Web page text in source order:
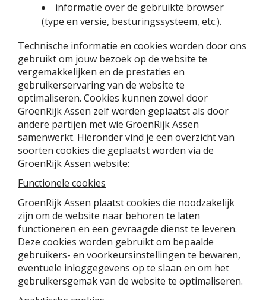
informatie over de gebruikte browser
(type en versie, besturingssysteem, etc.).
Technische informatie en cookies worden door ons
gebruikt om jouw bezoek op de website te
vergemakkelijken en de prestaties en
gebruikerservaring van de website te
optimaliseren. Cookies kunnen zowel door
GroenRijk Assen zelf worden geplaatst als door
andere partijen met wie GroenRijk Assen
samenwerkt. Hieronder vind je een overzicht van
soorten cookies die geplaatst worden via de
GroenRijk Assen website:
Functionele cookies
GroenRijk Assen plaatst cookies die noodzakelijk
zijn om de website naar behoren te laten
functioneren en een gevraagde dienst te leveren.
Deze cookies worden gebruikt om bepaalde
gebruikers- en voorkeursinstellingen te bewaren,
eventuele inloggegevens op te slaan en om het
gebruikersgemak van de website te optimaliseren.